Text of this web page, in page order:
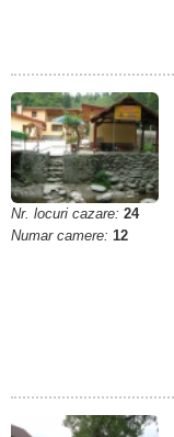
Nr. locuri cazare: 24
Numar camere: 12